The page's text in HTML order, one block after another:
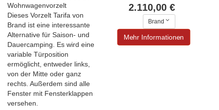
Wohnwagenvorzelt
Dieses Vorzelt Tarifa von
Brand ist eine interessante
Alternative für Saison- und
Dauercamping. Es wird eine
variable Türposition
ermöglicht, entweder links,
von der Mitte oder ganz
rechts. Außerdem sind alle
Fenster mit Fensterklappen
versehen.
2.110,00 €
Brand
Mehr Informationen